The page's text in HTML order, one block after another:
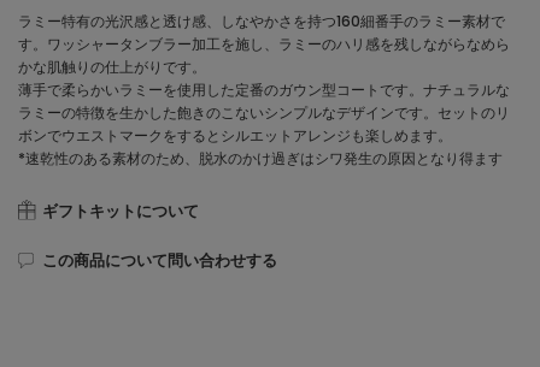
ラミー特有の光沢感と透け感、しなやかさを持つ160細番手のラミー素材で
す。ワッシャータンブラー加工を施し、ラミーのハリ感を残しながらなめら
かな肌触りの仕上がりです。
薄手で柔らかいラミーを使用した定番のガウン型コートです。ナチュラルな
ラミーの特徴を生かした飽きのこないシンプルなデザインです。セットのリ
ボンでウエストマークをするとシルエットアレンジも楽しめます。
*速乾性のある素材のため、脱水のかけ過ぎはシワ発生の原因となり得ます
ギフトキットについて
この商品について問い合わせする